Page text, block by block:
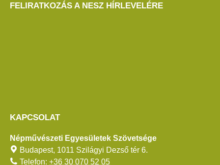
FELIRATKOZÁS A NESZ HÍRLEVELÉRE
KAPCSOLAT
Népművészeti Egyesületek Szövetsége
Budapest, 1011 Szilágyi Dezső tér 6.
Telefon: +36 30 070 52 05